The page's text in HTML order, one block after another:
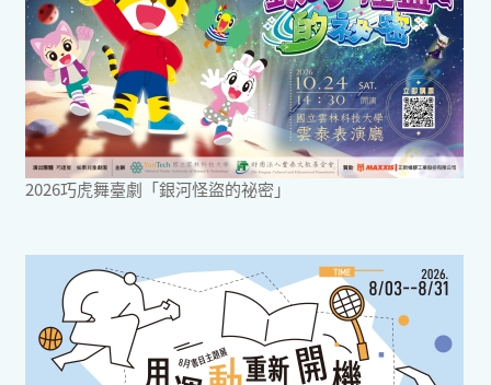
2026巧虎舞臺劇「銀河怪盜的祕密」